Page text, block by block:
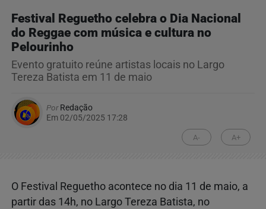
Festival Reguetho celebra o Dia Nacional
do Reggae com música e cultura no
Pelourinho
Evento gratuito reúne artistas locais no Largo
Tereza Batista em 11 de maio
PorRedação
Em 02/05/2025 17:28
A- A+
O Festival Reguetho acontece no dia 11 de maio, a
partir das 14h, no Largo Tereza Batista, no